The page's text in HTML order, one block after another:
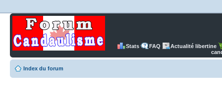
Stats FAQ
Actualité libertine
Index du forum